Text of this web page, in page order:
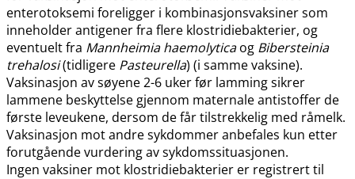
enterotoksemi foreligger i kombinasjonsvaksiner som
inneholder antigener fra flere klostridiebakterier, og
eventuelt fra Mannheimia haemolyticaog Bibersteinia
trehalosi(tidligere Pasteurella) (i samme vaksine).
Vaksinasjon av søyene 2-6 uker før lamming sikrer
lammene beskyttelse gjennom maternale antistoffer de
første leveukene, dersom de får tilstrekkelig med råmelk.
Vaksinasjon mot andre sykdommer anbefales kun etter
forutgående vurdering av sykdomssituasjonen.
Ingen vaksiner mot klostridiebakterier er registrert til